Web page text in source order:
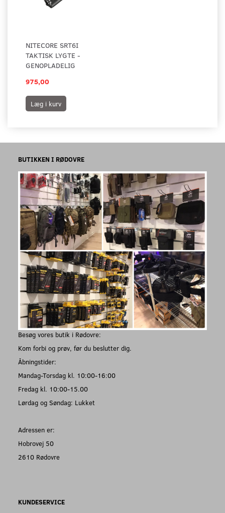
NITECORE SRT6I
TAKTISK LYGTE -
GENOPLADELIG
975,00
Læg i kurv
BUTIKKEN I RØDOVRE
Besøg vores butik i Rødovre:
Kom forbi og prøv, før du beslutter dig.
Åbningstider:
Mandag-Torsdag kl. 10:00-16:00
Fredag kl. 10:00-15.00
Lørdag og Søndag: Lukket
Adressen er:
Hobrovej 50
2610 Rødovre
KUNDESERVICE